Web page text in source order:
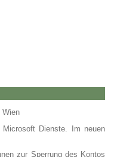
Wien
Dienste. Im neuen
zur Sperrung des Kontos